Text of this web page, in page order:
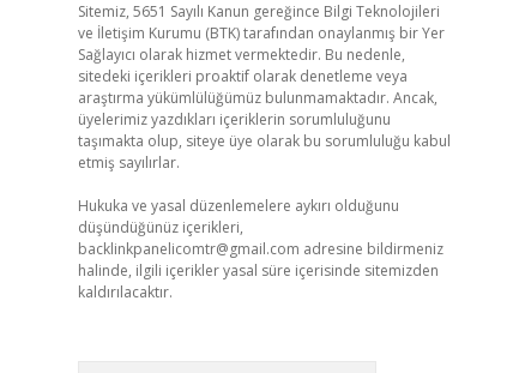
Sitemiz, 5651 Sayılı Kanun gereğince Bilgi Teknolojileri
ve İletişim Kurumu (BTK) tarafından onaylanmış bir Yer
Sağlayıcı olarak hizmet vermektedir. Bu nedenle,
sitedeki içerikleri proaktif olarak denetleme veya
araştırma yükümlülüğümüz bulunmamaktadır. Ancak,
üyelerimiz yazdıkları içeriklerin sorumluluğunu
taşımakta olup, siteye üye olarak bu sorumluluğu kabul
etmiş sayılırlar.
Hukuka ve yasal düzenlemelere aykırı olduğunu
düşündüğünüz içerikleri,
backlinkpanelicomtr@gmail.com adresine bildirmeniz
halinde, ilgili içerikler yasal süre içerisinde sitemizden
kaldırılacaktır.